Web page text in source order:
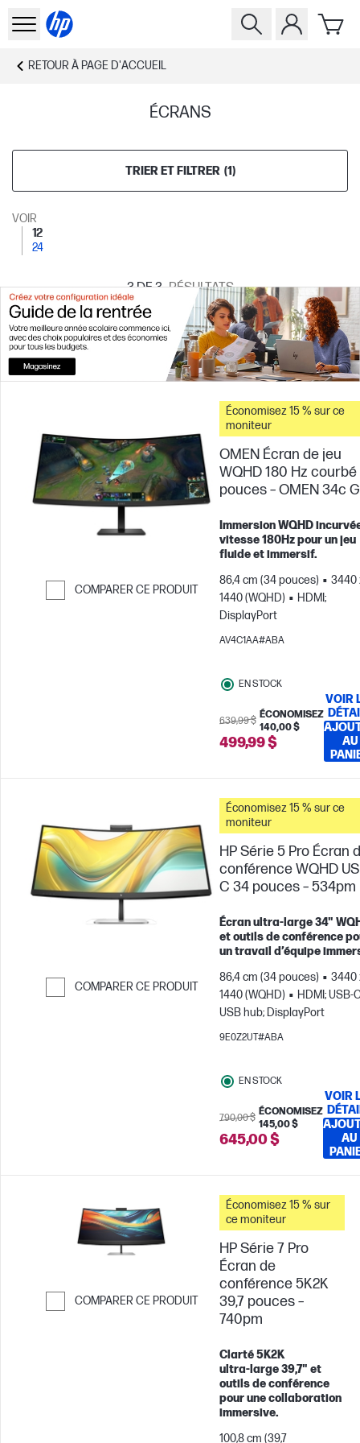
RETOUR À PAGE D'ACCUEIL
ÉCRANS
TRIER ET FILTRER (1)
VOIR
12
24
3DE 3 RÉSULTATS
COMPARER CE PRODUIT
Économisez 15 % sur ce
moniteur
OMEN Écran de jeu
WQHD 180 Hz courbé
pouces – OMEN 34c
Immersion WQHD
vitesse 180Hz pour un jeu
fluide et immersif.
86,4 cm (34 pouces)
3440
1440 (WQHD)
HDMI;
DisplayPort
AV4C1AA#ABA
EN STOCK
639,99 $
ÉCONOMISEZ
140,00 $
499,99 $
VOIR
AU
COMPARER CE PRODUIT
Économisez 15 % sur ce
moniteur
HP Série 5 Pro Écran
conférence WQHD
C 34 pouces – 534pm
Écran ultra‑large 34"
et outils de conférence
un travail d’équipe
86,4 cm (34 pouces)
3440
1440 (WQHD)
HDMI; USB-
USB hub; DisplayPort
9E0Z2UT#ABA
EN STOCK
790,00 $
ÉCONOMISEZ
145,00 $
645,00 $
VOIR
AU
COMPARER CE PRODUIT
Économisez 15 % sur
ce moniteur
HP Série 7 Pro
Écran de
conférence 5K2K
39,7 pouces –
740pm
Clarté 5K2K
ultra‑large 39,7" et
outils de conférence
pour une collaboration
immersive.
100,8 cm (39,7